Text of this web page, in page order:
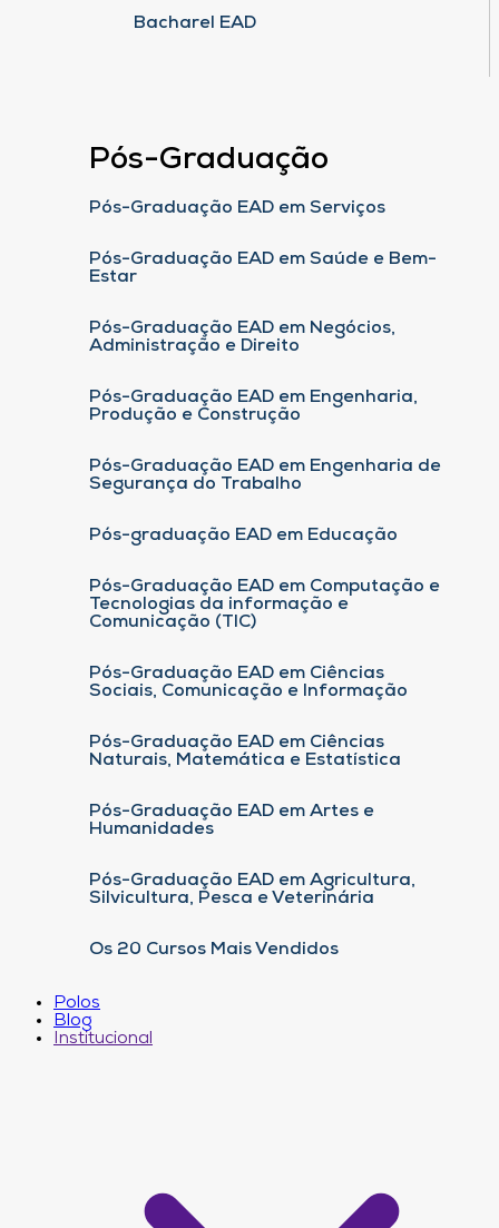
Bacharel EAD
Pós-Graduação
Pós-Graduação EAD em Serviços
Pós-Graduação EAD em Saúde e Bem-
Estar
Pós-Graduação EAD em Negócios,
Administração e Direito
Pós-Graduação EAD em Engenharia,
Produção e Construção
Pós-Graduação EAD em Engenharia de
Segurança do Trabalho
Pós-graduação EAD em Educação
Pós-Graduação EAD em Computação e
Tecnologias da informação e
Comunicação (TIC)
Pós-Graduação EAD em Ciências
Sociais, Comunicação e Informação
Pós-Graduação EAD em Ciências
Naturais, Matemática e Estatística
Pós-Graduação EAD em Artes e
Humanidades
Pós-Graduação EAD em Agricultura,
Silvicultura, Pesca e Veterinária
Os 20 Cursos Mais Vendidos
Polos
Blog
Institucional